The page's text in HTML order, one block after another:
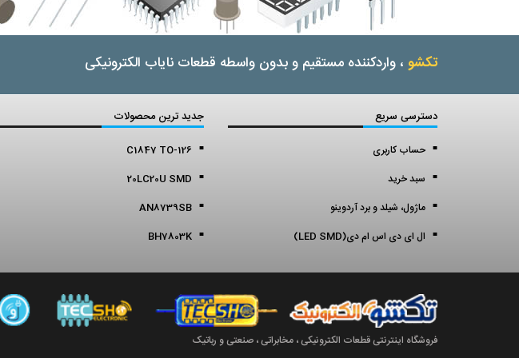
تکشو ، واردکننده مستقیم و بدون واسطه قطعات نایاب الکترونیکی
دسترسی سریع
حساب کاربری
سبد خرید
ماژول، شیلد و برد آردوینو
ال ای دی اس ام دی(LED SMD)
جدید ترین محصولات
C1847 TO-126
20LC20U SMD
AN8739SB
BH7803K
فروشگاه اینترنتی قطعات الکترونیکی ، مخابراتی ، صنعتی و رباتیک